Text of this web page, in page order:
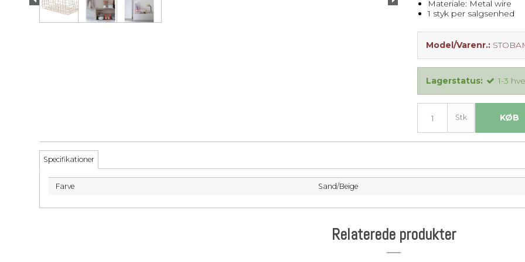
Materiale: Metal wire
1 styk per salgsenhed
Model/Varenr.:
Lagerstatus: 1-3
Stk KØB
Specifikationer
Farve Sand/Beige
Relaterede produkter